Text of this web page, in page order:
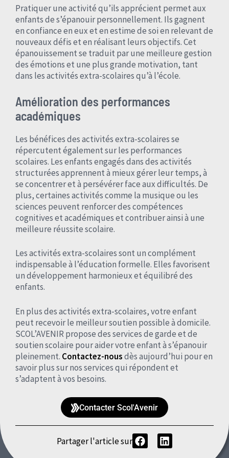
Pratiquer une activité qu’ils apprécient permet aux
enfants de s’épanouir personnellement. Ils gagnent
en confiance en eux et en estime de soi en relevant de
nouveaux défis et en réalisant leurs objectifs. Cet
épanouissement se traduit par une meilleure gestion
des émotions et une plus grande motivation, tant
dans les activités extra-scolaires qu’à l’école.
Amélioration des performances
académiques
Les bénéfices des activités extra-scolaires se
répercutent également sur les performances
scolaires. Les enfants engagés dans des activités
structurées apprennent à mieux gérer leur temps, à
se concentrer et à persévérer face aux difficultés. De
plus, certaines activités comme la musique ou les
sciences peuvent renforcer des compétences
cognitives et académiques et contribuer ainsi à une
meilleure réussite scolaire.
Les activités extra-scolaires sont un complément
indispensable à l’éducation formelle. Elles favorisent
un développement harmonieux et équilibré des
enfants.
En plus des activités extra-scolaires, votre enfant
peut recevoir le meilleur soutien possible à domicile.
SCOL’AVENIR propose des services de garde et de
soutien scolaire pour aider votre enfant à s’épanouir
pleinement. Contactez-nousdès aujourd’hui pour en
savoir plus sur nos services qui répondent et
s’adaptent à vos besoins.
Contacter Scol'Avenir
Partager l'article sur